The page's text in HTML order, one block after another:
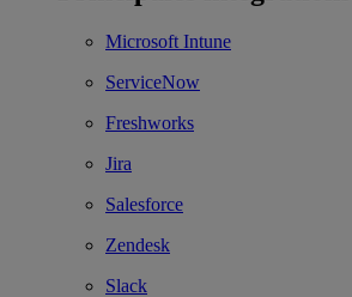
Microsoft Intune
ServiceNow
Freshworks
Jira
Salesforce
Zendesk
Slack